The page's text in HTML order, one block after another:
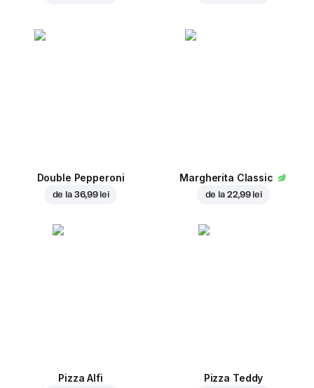
Double Pepperoni
de la 36,99 lei
Margherita Classic
de la 22,99 lei
Pizza Alfi Pizza Teddy